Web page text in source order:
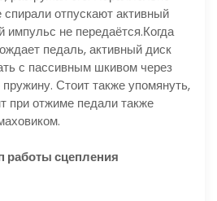
отпускают активный
импульс не передаётся.Когда
педаль, активный диск
с пассивным шкивом через
Стоит также упомянуть,
при отжиме педали также
работы сцепления